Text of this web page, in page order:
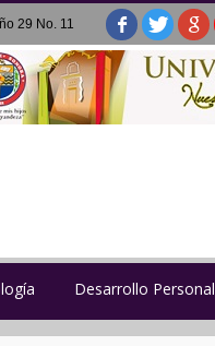
29 No. 11
Desarrollo Personal